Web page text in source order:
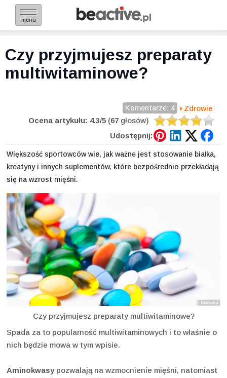
menu
Czy przyjmujesz preparaty
multiwitaminowe?
Zdrowie
Komentarze: 4
Ocena artykułu: 4.3/5 (67 głosów)
Udostępnij:
Większość sportowców wie, jak ważne jest stosowanie białka,
kreatyny i innych suplementów, które bezpośrednio przekładają
się na wzrost mięśni.
Czy przyjmujesz preparaty multiwitaminowe?
Spada za to popularność multiwitaminowych i to właśnie o
nich będzie mowa w tym wpisie.
Aminokwasy pozwalają na wzmocnienie mięśni, natomiast